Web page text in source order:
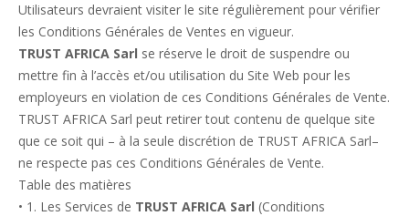
Utilisateurs devraient visiter le site régulièrement pour vérifier
les Conditions Générales de Ventes en vigueur.
TRUST AFRICA Sarl se réserve le droit de suspendre ou
mettre fin à l’accès et/ou utilisation du Site Web pour les
employeurs en violation de ces Conditions Générales de Vente.
TRUST AFRICA Sarl peut retirer tout contenu de quelque site
que ce soit qui – à la seule discrétion de TRUST AFRICA Sarl–
ne respecte pas ces Conditions Générales de Vente.
Table des matières
• 1. Les Services de TRUST AFRICA Sarl (Conditions